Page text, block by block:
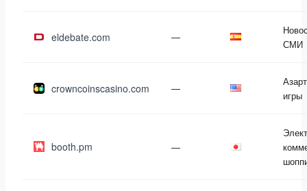
eldebate.com —
СМИ
crowncoinscasino.com —
игры
booth.pm —